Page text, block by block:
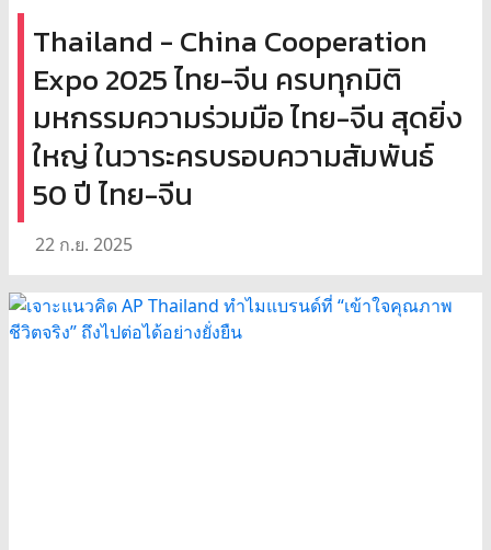
Thailand - China Cooperation
Expo 2025 ไทย-จีน ครบทุกมิติ
มหกรรมความร่วมมือ ไทย-จีน สุดยิ่ง
ใหญ่ ในวาระครบรอบความสัมพันธ์
50 ปี ไทย-จีน
22 ก.ย. 2025